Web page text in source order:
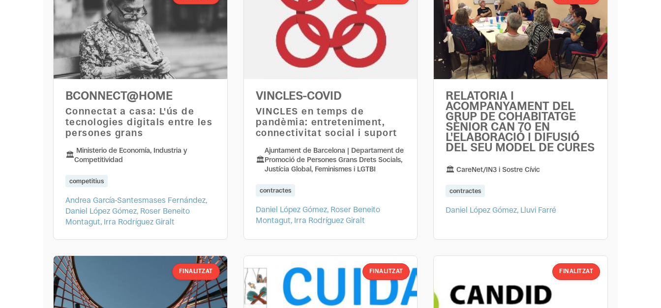
BCONNECT@HOME
Connectat a casa: L'ús de
tecnologies digitals entre les
persones grans
Ministerio de Economía, Industria y
Competitividad
competitius
Andrea García-Santesmases Fernández,
Daniel López Gómez, Roser Beneito
Montagut, Irra Rodríguez Giralt
VINCLES-COVID
VINCLES en temps de
pandèmia: entreteniment,
connectivitat social i suport
Ajuntament de Barcelona | Departament de
Promoció de Persones Grans Drets Socials,
Justícia Global, Feminismes i LGTBI
contractes
Daniel López Gómez, Roser Beneito
Montagut, Irra Rodríguez Giralt
RELATORIA I
ACOMPANYAMENT DEL
GRUP DE COHABITATGE
SÈNIOR CAN 70 EN
L'ELABORACIÓ I DIFUSIÓ
DEL SEU MODEL DE CURES
CareNet/IN3 i Sostre Cívic
contractes
Daniel López Gómez, Lluvi Farré
FINALITZAT FINALITZAT FINALITZAT